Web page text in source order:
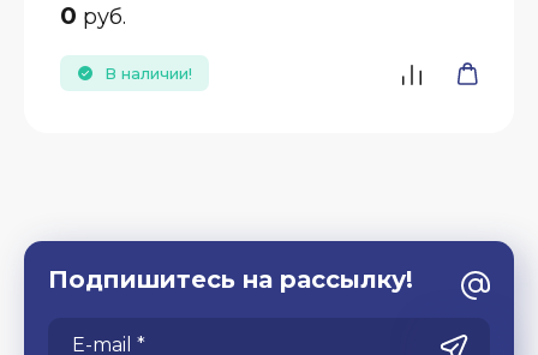
0 руб.
В наличии!
Подпишитесь на рассылку!